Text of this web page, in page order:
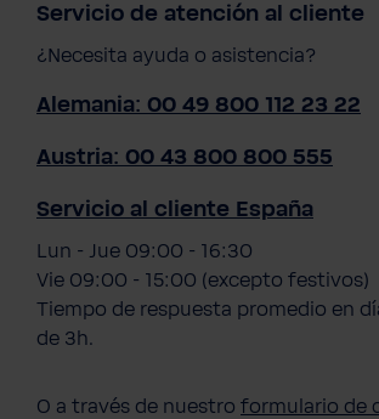
Servicio de atención al cliente
¿Necesita ayuda o asistencia?
Alemania: 00 49 800 112 23 22
Austria: 00 43 800 800 555
Servicio al cliente España
Lun - Jue 09:00 - 16:30
Vie 09:00 - 15:00 (excepto festivos)
Tiempo de respuesta promedio en
de 3h.
O a través de nuestro formulario de